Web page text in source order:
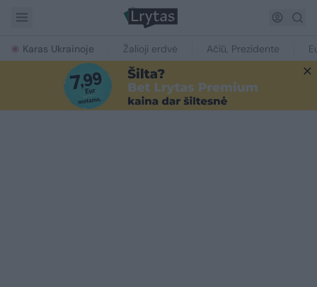
Karas Ukrainoje Žalioji erdvė Ačiū, Prezidente